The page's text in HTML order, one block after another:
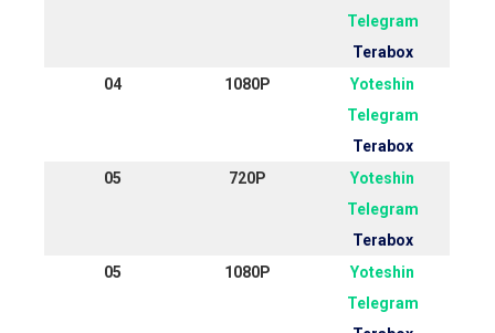
Telegram
Terabox
04
1080P
Yoteshin
Telegram
Terabox
05
720P
Yoteshin
Telegram
Terabox
05
1080P
Yoteshin
Telegram